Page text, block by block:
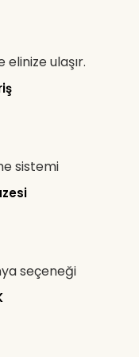
elinize ulaşır.
sistemi
seçeneği